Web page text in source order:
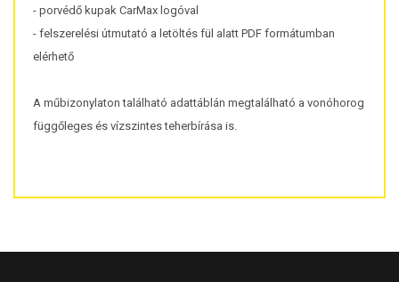
- porvédő kupak CarMax logóval
- felszerelési útmutató a letöltés fül alatt PDF formátumban
elérhető
A műbizonylaton található adattáblán megtalálható a vonóhorog
függőleges és vízszintes teherbírása is.